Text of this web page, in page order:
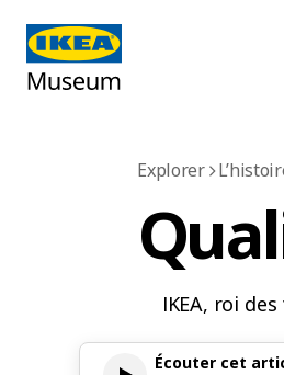
Explorer
IKEA, roi
Écouter cet